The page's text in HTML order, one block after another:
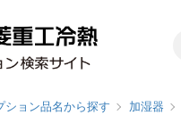
ション品名から探す 加湿器